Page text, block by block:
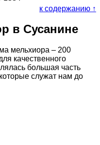
к содержанию ↑
в Сусанине
мельхиора – 200
качественного
большая часть
служат нам до